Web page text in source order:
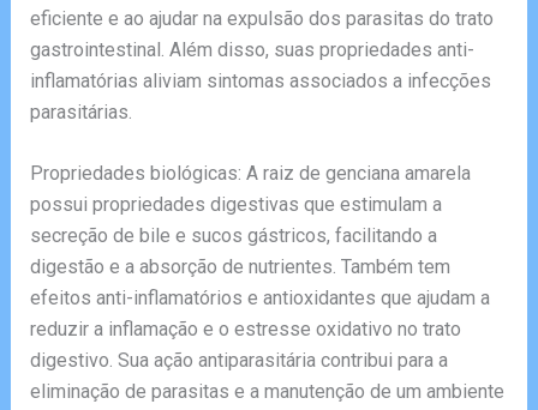
eficiente e ao ajudar na expulsão dos parasitas do trato
gastrointestinal. Além disso, suas propriedades anti-
inflamatórias aliviam sintomas associados a infecções
parasitárias.
Propriedades biológicas: A raiz de genciana amarela
possui propriedades digestivas que estimulam a
secreção de bile e sucos gástricos, facilitando a
digestão e a absorção de nutrientes. Também tem
efeitos anti-inflamatórios e antioxidantes que ajudam a
reduzir a inflamação e o estresse oxidativo no trato
digestivo. Sua ação antiparasitária contribui para a
eliminação de parasitas e a manutenção de um ambiente